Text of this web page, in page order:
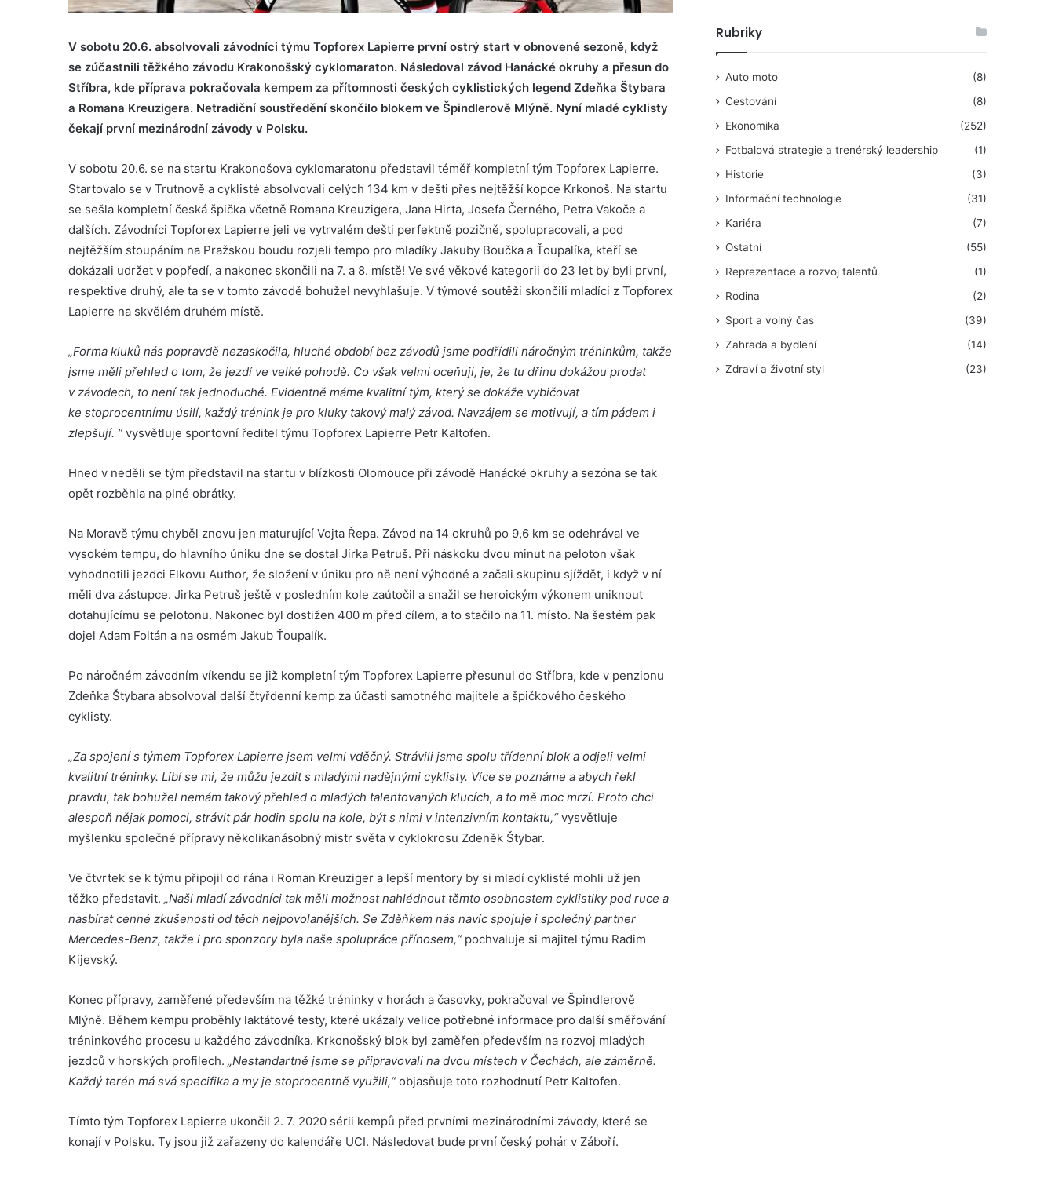
V sobotu 20.6. absolvovali závodníci týmu Topforex Lapierre první ostrý start v obnovené sezoně, když
se zúčastnili těžkého závodu Krakonošský cyklomaraton. Následoval závod Hanácké okruhy a přesun do
Stříbra, kde příprava pokračovala kempem za přítomnosti českých cyklistických legend Zdeňka Štybara
a Romana Kreuzigera. Netradiční soustředění skončilo blokem ve Špindlerově Mlýně. Nyní mladé cyklisty
čekají první mezinárodní závody v Polsku.
V sobotu 20.6. se na startu Krakonošova cyklomaratonu představil téměř kompletní tým Topforex Lapierre.
Startovalo se v Trutnově a cyklisté absolvovali celých 134 km v dešti přes nejtěžší kopce Krkonoš. Na startu
se sešla kompletní česká špička včetně Romana Kreuzigera, Jana Hirta, Josefa Černého, Petra Vakoče a
dalších. Závodníci Topforex Lapierre jeli ve vytrvalém dešti perfektně pozičně, spolupracovali, a pod
nejtěžším stoupáním na Pražskou boudu rozjeli tempo pro mladíky Jakuby Boučka a Ťoupalíka, kteří se
dokázali udržet v popředí, a nakonec skončili na 7. a 8. místě! Ve své věkové kategorii do 23 let by byli první,
respektive druhý, ale ta se v tomto závodě bohužel nevyhlašuje. V týmové soutěži skončili mladíci z Topforex
Lapierre na skvělém druhém místě.
„Forma kluků nás popravdě nezaskočila, hluché období bez závodů jsme podřídili náročným tréninkům, takže
jsme měli přehled o tom, že jezdí ve velké pohodě. Co však velmi oceňuji, je, že tu dřinu dokážou prodat
v závodech, to není tak jednoduché. Evidentně máme kvalitní tým, který se dokáže vybičovat
ke stoprocentnímu úsilí, každý trénink je pro kluky takový malý závod. Navzájem se motivují, a tím pádem i
zlepšují. “vysvětluje sportovní ředitel týmu Topforex Lapierre Petr Kaltofen.
Hned v neděli se tým představil na startu v blízkosti Olomouce při závodě Hanácké okruhy a sezóna se tak
opět rozběhla na plné obrátky.
Na Moravě týmu chyběl znovu jen maturující Vojta Řepa. Závod na 14 okruhů po 9,6 km se odehrával ve
vysokém tempu, do hlavního úniku dne se dostal Jirka Petruš. Při náskoku dvou minut na peloton však
vyhodnotili jezdci Elkovu Author, že složení v úniku pro ně není výhodné a začali skupinu sjíždět, i když v ní
měli dva zástupce. Jirka Petruš ještě v posledním kole zaútočil a snažil se heroickým výkonem uniknout
dotahujícímu se pelotonu. Nakonec byl dostižen 400 m před cílem, a to stačilo na 11. místo. Na šestém pak
dojel Adam Foltán a na osmém Jakub Ťoupalík.
Po náročném závodním víkendu se již kompletní tým Topforex Lapierre přesunul do Stříbra, kde v penzionu
Zdeňka Štybara absolvoval další čtyřdenní kemp za účasti samotného majitele a špičkového českého
cyklisty.
„Za spojení s týmem Topforex Lapierre jsem velmi vděčný. Strávili jsme spolu třídenní blok a odjeli velmi
kvalitní tréninky. Líbí se mi, že můžu jezdit s mladými nadějnými cyklisty. Více se poznáme a abych řekl
pravdu, tak bohužel nemám takový přehled o mladých talentovaných klucích, a to mě moc mrzí. Proto chci
alespoň nějak pomoci, strávit pár hodin spolu na kole, být s nimi v intenzivním kontaktu,“vysvětluje
myšlenku společné přípravy několikanásobný mistr světa v cyklokrosu Zdeněk Štybar.
Ve čtvrtek se k týmu připojil od rána i Roman Kreuziger a lepší mentory by si mladí cyklisté mohli už jen
těžko představit. „Naši mladí závodníci tak měli možnost nahlédnout těmto osobnostem cyklistiky pod ruce a
nasbírat cenné zkušenosti od těch nejpovolanějších. Se Zděňkem nás navíc spojuje i společný partner
Mercedes-Benz, takže i pro sponzory byla naše spolupráce přínosem,“pochvaluje si majitel týmu Radim
Kijevský.
Konec přípravy, zaměřené především na těžké tréninky v horách a časovky, pokračoval ve Špindlerově
Mlýně. Během kempu proběhly laktátové testy, které ukázaly velice potřebné informace pro další směřování
tréninkového procesu u každého závodníka. Krkonošský blok byl zaměřen především na rozvoj mladých
jezdců v horských profilech. „Nestandartně jsme se připravovali na dvou místech v Čechách, ale záměrně.
Každý terén má svá specifika a my je stoprocentně využili,“objasňuje toto rozhodnutí Petr Kaltofen.
Tímto tým Topforex Lapierre ukončil 2. 7. 2020 sérii kempů před prvními mezinárodními závody, které se
konají v Polsku. Ty jsou již zařazeny do kalendáře UCI. Následovat bude první český pohár v Záboří.
Rubriky
Auto moto
(8)
Cestování
(8)
Ekonomika
(252)
Fotbalová strategie a trenérský leadership
(1)
Historie
(3)
Informační technologie
(31)
Kariéra
(7)
Ostatní
(55)
Reprezentace a rozvoj talentů
(1)
Rodina
(2)
Sport a volný čas
(39)
Zahrada a bydlení
(14)
Zdraví a životní styl
(23)